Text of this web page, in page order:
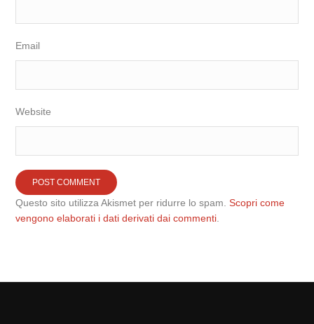
Email
Website
Questo sito utilizza Akismet per ridurre lo spam.Scopri come
vengono elaborati i dati derivati dai commenti